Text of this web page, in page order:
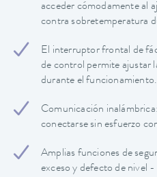
acceder cómodamente al
contra sobretemperatura
El interruptor frontal de
de control permite ajustar
durante el funcionamiento.
Comunicación
conectarse sin esfuerzo
Amplias funciones de
exceso y defecto de nivel